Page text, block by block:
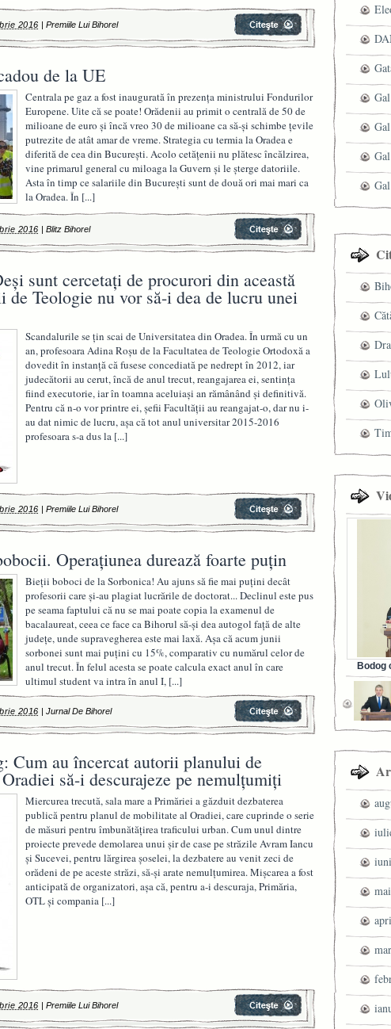
2016 | Premiile Lui Bihorel
de la UE
Centrala pe gaz a fost inaugurată în prezența ministrului Fondurilor
Europene. Uite că se poate! Orădenii au primit o centrală de 50 de
milioane de euro și încă vreo 30 de milioane ca să-și schimbe țevile
putrezite de atât amar de vreme. Strategia cu termia la Oradea e
diferită de cea din București. Acolo cetățenii nu plătesc încălzirea,
vine primarul general cu miloaga la Guvern și le șterge datoriile.
Asta în timp ce salariile din București sunt de două ori mai mari ca
la Oradea. În [...]
2016 | Blitz Bihorel
sunt cercetaţi de procurori din această
de Teologie nu vor să-i dea de lucru unei
Scandalurile se ţin scai de Universitatea din Oradea. În urmă cu un
an, profesoara Adina Roşu de la Facultatea de Teologie Ortodoxă a
dovedit în instanţă că fusese concediată pe nedrept în 2012, iar
judecătorii au cerut, încă de anul trecut, reangajarea ei, sentinţa
fiind executorie, iar în toamna aceluiaşi an rămânând şi definitivă.
Pentru că n-o vor printre ei, şefii Facultăţii au reangajat-o, dar nu i-
au dat nimic de lucru, aşa că tot anul universitar 2015-2016
profesoara s-a dus la [...]
2016 | Premiile Lui Bihorel
Operațiunea durează foarte puțin
Bieții boboci de la Sorbonica! Au ajuns să fie mai puțini decât
profesorii care și-au plagiat lucrările de doctorat... Declinul este pus
pe seama faptului că nu se mai poate copia la examenul de
bacalaureat, ceea ce face ca Bihorul să-și dea autogol față de alte
județe, unde supravegherea este mai laxă. Așa că acum junii
sorbonei sunt mai puţini cu 15%, comparativ cu numărul celor de
anul trecut. În felul acesta se poate calcula exact anul în care
ultimul student va intra în anul I, [...]
2016 | Jurnal De Bihorel
Cum au încercat autorii planului de
să-i descurajeze pe nemulţumiţi
Miercurea trecută, sala mare a Primăriei a găzduit dezbaterea
publică pentru planul de mobilitate al Oradiei, care cuprinde o serie
de măsuri pentru îmbunătăţirea traficului urban. Cum unul dintre
proiecte prevede demolarea unui şir de case pe străzile Avram Iancu
şi Sucevei, pentru lărgirea şoselei, la dezbatere au venit zeci de
orădeni de pe aceste străzi, să-şi arate nemulţumirea. Mişcarea a fost
anticipată de organizatori, aşa că, pentru a-i descuraja, Primăria,
OTL şi compania [...]
2016 | Premiile Lui Bihorel
Bodog